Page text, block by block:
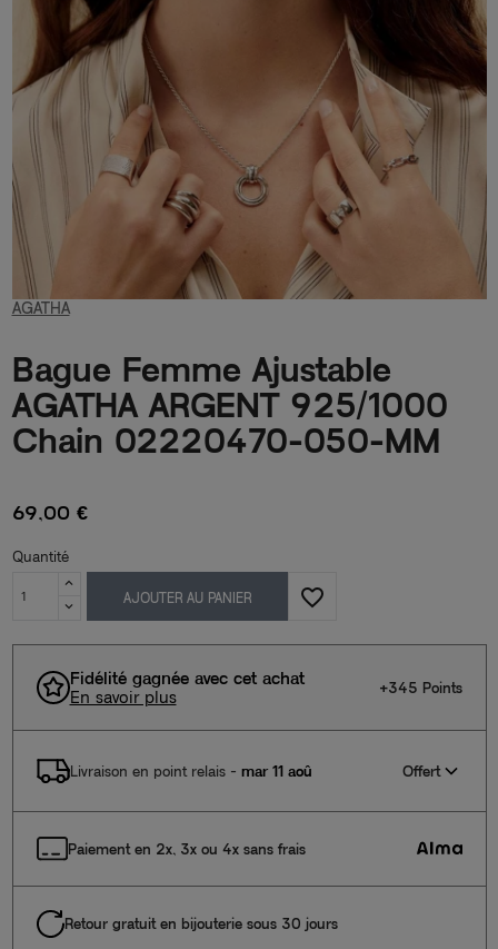
AGATHA
Bague Femme Ajustable
AGATHA ARGENT 925/1000
Chain 02220470-050-MM
69,00 €
Quantité
AJOUTER AU PANIER favorite_border
Fidélité gagnée avec cet achat
En savoir plus
+345 Points
Livraison en point relais- mar 11 aoû Offert
Paiement en 2x, 3x ou 4x sans frais
Retour gratuit en bijouterie sous 30 jours